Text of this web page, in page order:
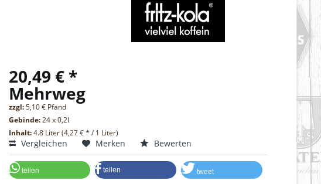
20,49 € *
Mehrweg
zzgl:5,10 € Pfand
Gebinde:24 x 0,2l
Inhalt:4.8 Liter (4,27 € * / 1 Liter)
Vergleichen Merken Bewerten
teilen teilen tweet